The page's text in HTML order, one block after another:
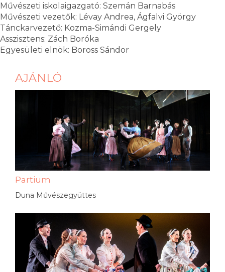
Művészeti iskolaigazgató: Szemán Barnabás
Művészeti vezetők: Lévay Andrea, Ágfalvi György
Tánckarvezető: Kozma-Simándi Gergely
Asszisztens: Zách Boróka
Egyesületi elnök: Boross Sándor
AJÁNLÓ
Partium
Duna Művészegyüttes